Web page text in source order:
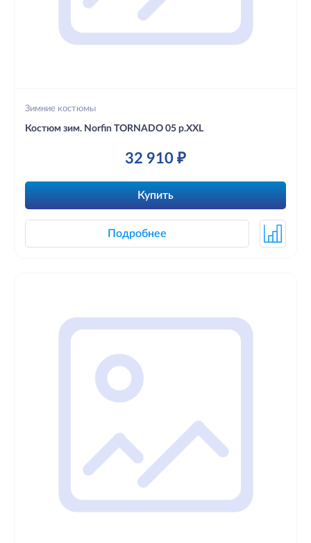
Зимние костюмы
Костюм зим. Norfin TORNADO 05 р.XXL
32 910 ₽
Купить
Подробнее